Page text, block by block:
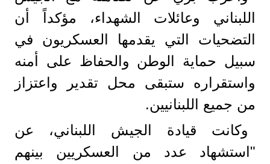
اللبناني وعائلات الشهداء، مؤكداً أن
التضحيات التي يقدمها العسكريون في
سبيل حماية الوطن والحفاظ على أمنه
واستقراره ستبقى محل تقدير واعتزاز
من جميع اللبنانيين.
وكانت قيادة الجيش اللبناني، عن
"استشهاد عدد من العسكريين بينهم